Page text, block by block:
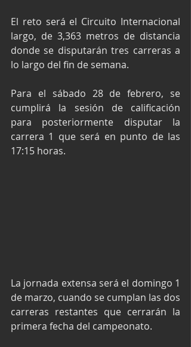
El reto será el Circuito Internacional
largo, de 3,363 metros de distancia
donde se disputarán tres carreras a
lo largo del fin de semana.
Para el sábado 28 de febrero, se
cumplirá la sesión de calificación
para posteriormente disputar la
carrera 1 que será en punto de las
17:15 horas.
La jornada extensa será el domingo 1
de marzo, cuando se cumplan las dos
carreras restantes que cerrarán la
primera fecha del campeonato.